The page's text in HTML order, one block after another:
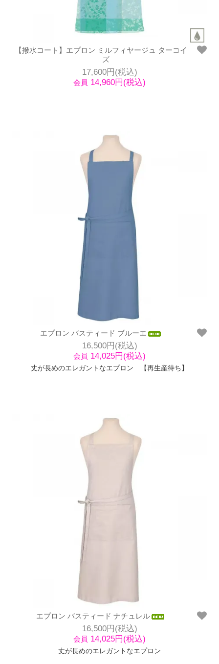
【撥水コート】エプロン ミルフィヤージュ ターコイ
ズ
17,600円(税込)
会員 14,960円(税込)
エプロン バスティード ブルーエ
16,500円(税込)
会員 14,025円(税込)
丈が長めのエレガントなエプロン 【再生産待ち】
エプロン バスティード ナチュレル
16,500円(税込)
会員 14,025円(税込)
丈が長めのエレガントなエプロン